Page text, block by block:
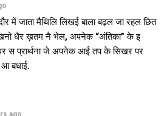
नइँ छै तेँ मैथिली मे कथा-संग्रह सभ
हम नइँ लिखने छी, तँ कवि कोना कहब
छपल अछि, ओ वास्‍तव मे हमर डायरी
डायरी कहि सकैत छी ओकरा आ सेहो बड़
लेख दुनू भाषा मे अछि, मैथिली मे किछु
कोनो भाषा मे छपल नइँ अछि। हँ, मैथिली
अछि, साल भरिक भीतर जकर छपिक’ अबैक
जाता मैथिलि लिखई बाला बढ़ल जा रहल छित
धैर ख़तम नै भेल, अपनेक “अंतिका” के इ
स प्रार्थना जे अपनेक आई तप के सिखर पर
बधाई.